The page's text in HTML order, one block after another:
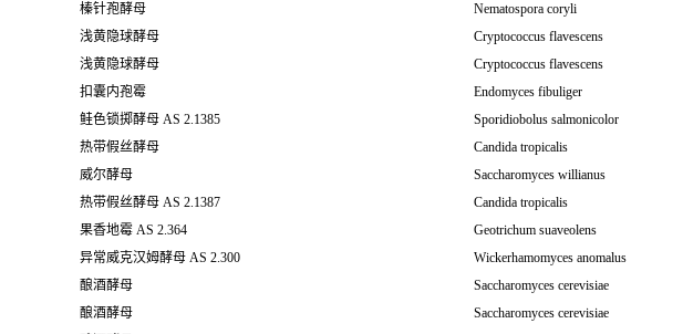
榛针孢酵母
Nematospora coryli
浅黄隐球酵母
Cryptococcus flavescens
浅黄隐球酵母
Cryptococcus flavescens
扣囊内孢霉
Endomyces fibuliger
鲑色锁掷酵母 AS 2.1385
Sporidiobolus salmonicolor
热带假丝酵母
Candida tropicalis
威尔酵母
Saccharomyces willianus
热带假丝酵母 AS 2.1387
Candida tropicalis
果香地霉 AS 2.364
Geotrichum suaveolens
异常威克汉姆酵母 AS 2.300
Wickerhamomyces anomalus
酿酒酵母
Saccharomyces cerevisiae
酿酒酵母
Saccharomyces cerevisiae